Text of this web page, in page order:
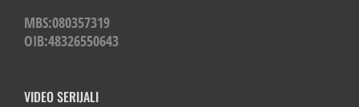
MBS:080357319
OIB:48326550643
VIDEO SERIJALI